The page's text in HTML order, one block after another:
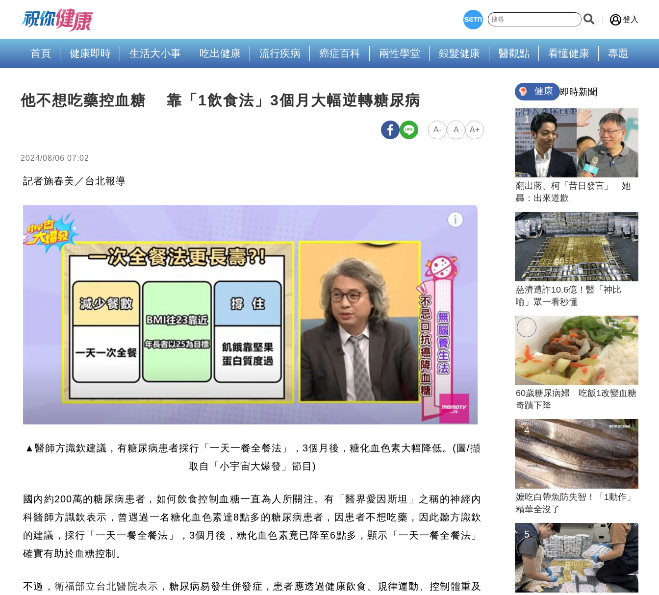
登入
首頁 健康即時 生活大小事 吃出健康 流行疾病 癌症百科 兩性學堂 銀髮健康 醫觀點 看懂健康 專題
他不想吃藥控血糖 靠「1飲食法」3個月大幅逆轉糖尿病
A- A A+
2024/08/06 07:02
記者施春美／台北報導
▲醫師方識欽建議，有糖尿病患者採行「一天一餐全餐法」，3個月後，糖化血色素大幅降低。(圖/擷
取自「小宇宙大爆發」節目)
國內約200萬的糖尿病患者，如何飲食控制血糖一直為人所關注。有「醫界愛因斯坦」之稱的神經內
科醫師方識欽表示，曾遇過一名糖化血色素達8點多的糖尿病患者，因患者不想吃藥，因此聽方識欽
的建議，採行「一天一餐全餐法」，3個月後，糖化血色素竟已降至6點多，顯示「一天一餐全餐法」
確實有助於血糖控制。
不過， 衛福部立台北醫院表示 ，糖尿病易發生併發症，患者應透過健康飲食、規律運動、控制體重及
健康 即時新聞
翻出蔣、柯「昔日發言」 她
轟：出來道歉
慈濟遭詐10.6億！醫「神比
喻」眾一看秒懂
60歲糖尿病婦 吃飯1改變血糖
奇蹟下降
嬤吃白帶魚防失智！「1動作」
精華全沒了